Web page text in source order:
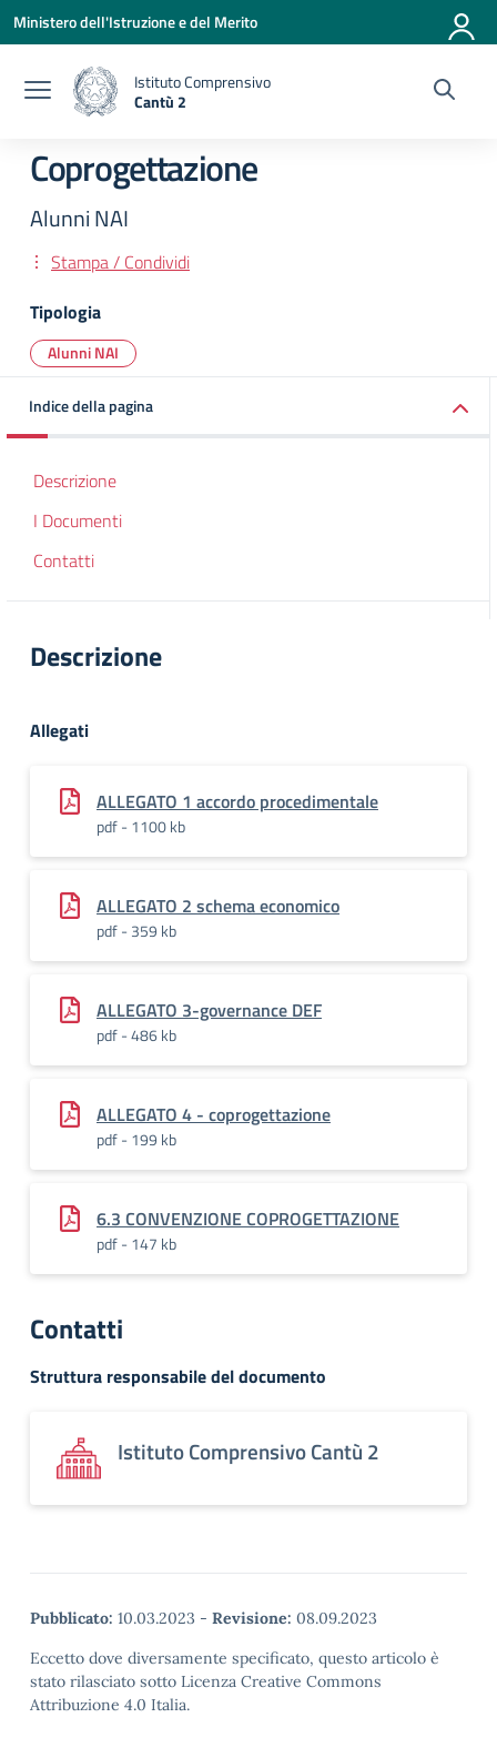
Vai ai contenuti
Vai al menu di navigazione
Vai al footer
Ministero dell'Istruzione e del Merito
Istituto Comprensivo
Cantù 2
Coprogettazione
Alunni NAI
Stampa / Condividi
Tipologia
Alunni NAI
Indice della pagina
Descrizione
I Documenti
Contatti
Descrizione
Allegati
ALLEGATO 1 accordo procedimentale
pdf - 1100 kb
ALLEGATO 2 schema economico
pdf - 359 kb
ALLEGATO 3-governance DEF
pdf - 486 kb
ALLEGATO 4 - coprogettazione
pdf - 199 kb
6.3 CONVENZIONE COPROGETTAZIONE
pdf - 147 kb
Contatti
Struttura responsabile del documento
Istituto Comprensivo Cantù 2
Pubblicato: 10.03.2023 - Revisione: 08.09.2023
Eccetto dove diversamente specificato, questo articolo è
stato rilasciato sotto Licenza Creative Commons
Attribuzione 4.0 Italia.